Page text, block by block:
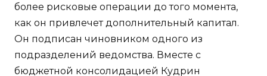
более рисковые операции до того момента,
как он привлечет дополнительный капитал.
Он подписан чиновником одного из
подразделений ведомства. Вместе с
бюджетной консолидацией Кудрин